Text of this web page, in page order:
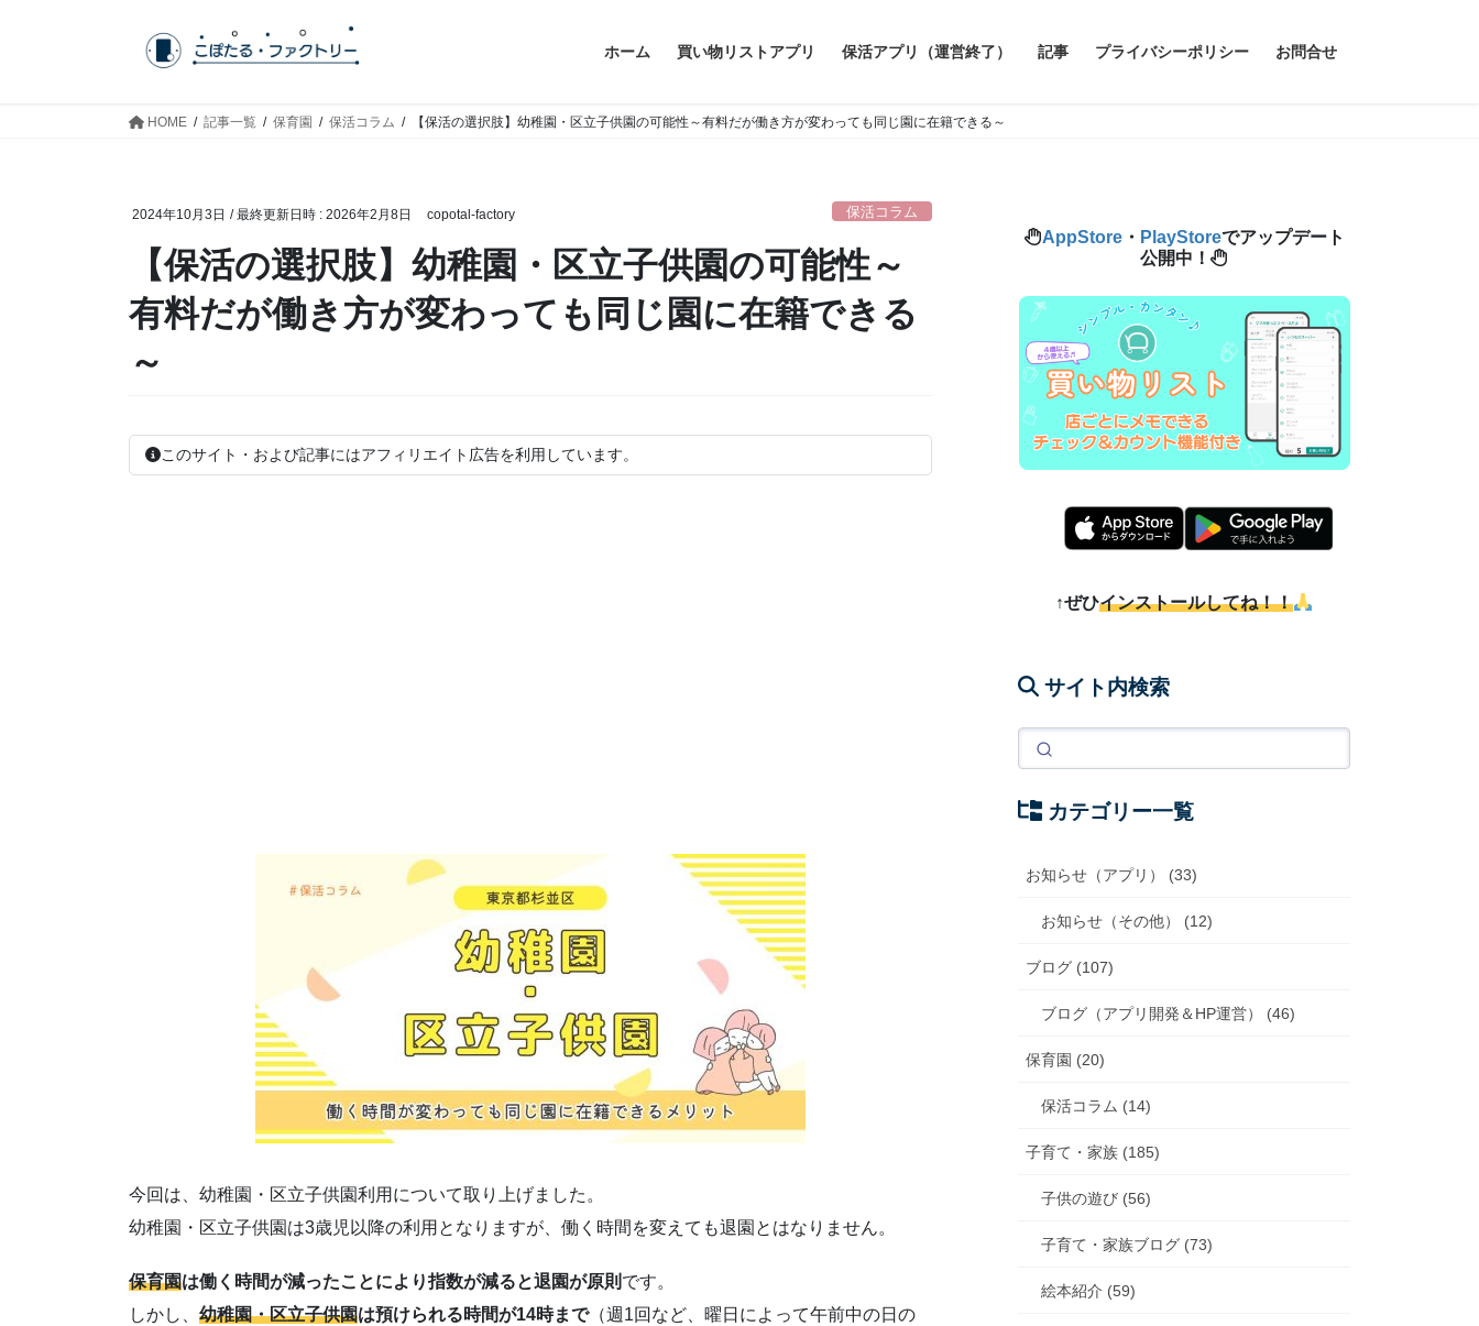
ホーム 買い物リストアプリ 保活アプリ（運営終了） 記事 プライバシーポリシー お問合せ
HOME 記事一覧 保育園 保活コラム 【保活の選択肢】幼稚園・区立子供園の可能性～有料だが働き方が変わっても同じ園に在籍できる～
2024年10月3日 / 最終更新日時 : 2026年2月8日 copotal-factory 保活コラム
【保活の選択肢】幼稚園・区立子供園の可能性～
有料だが働き方が変わっても同じ園に在籍できる
～
このサイト・および記事にはアフィリエイト広告を利用しています。
今回は、幼稚園・区立子供園利用について取り上げました。
幼稚園・区立子供園は3歳児以降の利用となりますが、働く時間を変えても退園とはなりません。
保育園は働く時間が減ったことにより指数が減ると退園が原則 です。
しかし、 幼稚園・区立子供園は預けられる時間が14時まで（週1回など、曜日によって午前中の日の
AppStore・ PlayStoreでアップデート
公開中！
↑ぜひインストールしてね！！
サイト内検索
カテゴリー一覧
お知らせ（アプリ） (33)
お知らせ（その他） (12)
ブログ (107)
ブログ（アプリ開発＆HP運営） (46)
保育園 (20)
保活コラム (14)
子育て・家族 (185)
子供の遊び (56)
子育て・家族ブログ (73)
絵本紹介 (59)